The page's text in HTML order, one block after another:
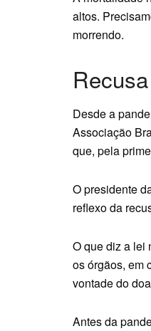
altos.
morrendo.
Desde a
Associação
que, pela
O presidente
reflexo da
O que diz a lei
os órgãos, em
vontade do
Antes da